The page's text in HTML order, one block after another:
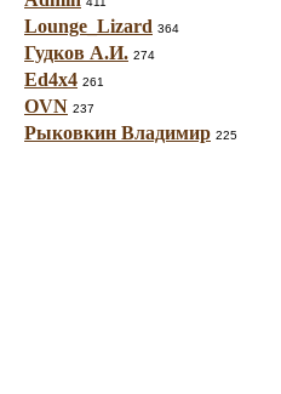
Lounge_Lizard 364
Гудков А.И. 274
Ed4x4 261
OVN 237
Рыковкин Владимир 225